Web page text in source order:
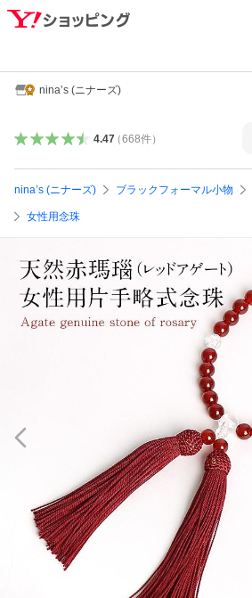
nina’s (ニナーズ)
4.47（668件）
nina’s (ニナーズ) ブラックフォーマル小物
女性用念珠